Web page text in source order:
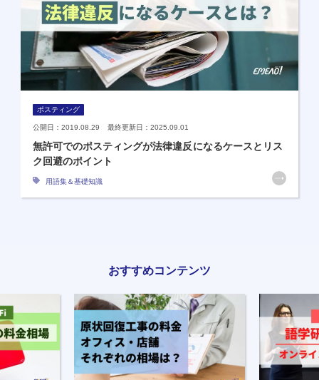
ポスティング
公開日：2019.08.29 最終更新日：2025.09.01
無許可でのポスティングが法律違反になるケースとリス
ク回避のポイント
用語集＆基礎知識
おすすめコンテンツ